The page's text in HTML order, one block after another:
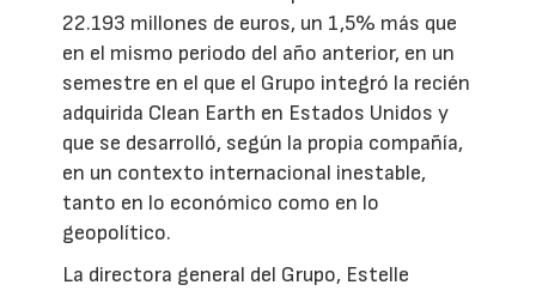
22.193 millones de euros, un 1,5% más que
en el mismo periodo del año anterior, en un
semestre en el que el Grupo integró la recién
adquirida Clean Earth en Estados Unidos y
que se desarrolló, según la propia compañía,
en un contexto internacional inestable,
tanto en lo económico como en lo
geopolítico.
La directora general del Grupo, Estelle